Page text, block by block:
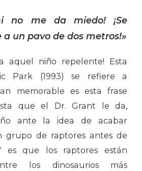
no me da miedo! ¡Se
a un pavo de dos metros!»
aquel niño repelente! Esta
Park (1993) se refiere a
memorable es esta frase
que el Dr. Grant le da,
ante la idea de acabar
grupo de raptores antes de
es que los raptores están
los dinosaurios más